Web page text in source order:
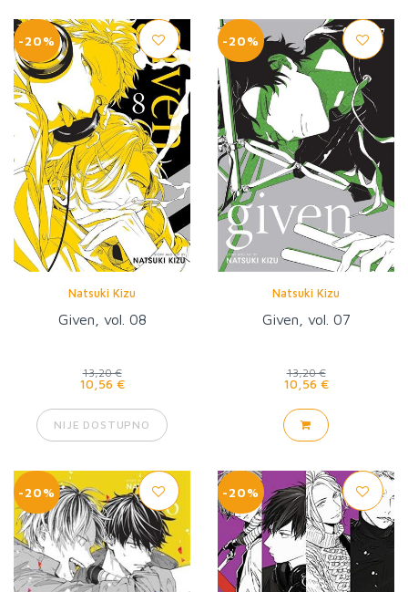
-20%
Natsuki Kizu
Given, vol. 08
13,20 €
10,56 €
NIJE DOSTUPNO
-20%
Natsuki Kizu
Given, vol. 07
13,20 €
10,56 €
-20% -20%